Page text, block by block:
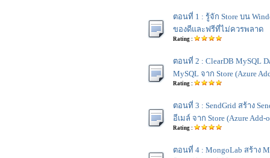
ตอนที่ 1 : รู้จัก Store บน
ของดีและฟรีที่ไม่ควรพลาด
Rating :
ตอนที่ 2 : ClearDB MySQL
MySQL จาก Store (Azure
Rating :
ตอนที่ 3 : SendGrid สร้าง
อีเมล์ จาก Store (Azure Add-
Rating :
ตอนที่ 4 : MongoLab สร้าง